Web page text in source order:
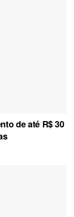
de até R$ 30